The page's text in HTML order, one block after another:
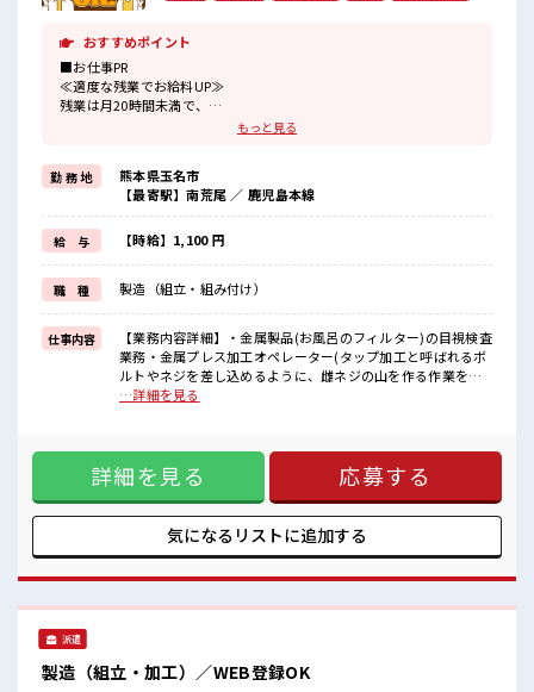
おすすめポイント
■お仕事PR
≪適度な残業でお給料UP≫
残業は月20時間未満で、
明るすぎたり奇抜でなければ基本的に自由！
(規定有)制服があると毎日の服選びに悩まずOK♪
≪未経験の方も大カンゲイ≫
新しいことにチャレンジするのは不安だけど、
しっかり働く環境が整っています！
イチからスキルUP・ステップUP目指していきましょう！
≪自分に向いている仕事が探せる≫
困った事などがあれば、
担当がしっかりサポートします！
■職場の雰囲気
少人数の職場でこじんまり。
職場の仲間との交流もできちゃうかも？
仕事の合間の息抜きは休憩室で♪
もっと見る
勤 務 地
熊本県玉名市
【最寄駅】南荒尾 ／ 鹿児島本線
給 与 【時給】1,100 円
職 種 製造（組立・組み付け）
仕事内容
【業務内容詳細】・金属製品(お風呂のフィルター)の目視検査
業務・金属プレス加工オペレーター(タップ加工と呼ばれるボ
ルトやネジを差し込めるように、雌ネジの山を作る作業を行
います。部品をセットしボタンを押すだけです。)【取扱製品
♪ ≪ヘアカラーOKで自由な雰囲気の職場≫ 明るすぎたり奇
抜でなければ基本的に自由！ (規定有)制服があると毎日の服
選びに悩まずOK♪ ≪未経験の方も大カンゲイ≫ 新しいこと
にチャレンジするのは不安だけど、 しっかり働く環境が整っ
ています！ イチからスキルUP・ステップUP目指していきま
しょう！ ≪自分に向いている仕事が探せる≫ 困った事などが
人数の職場でこじんまり。 職場の仲間との交流もできちゃう
かも？ キバツ過ぎなければ髪色・髪型は自由！ あなたの個性
…詳細を見る
詳細を見る 応募する
気になるリストに追加する
派遣
製造（組立・加工）／WEB登録OK